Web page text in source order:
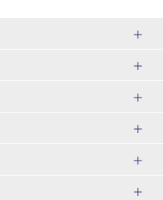
ユニバーサル・スタジオ・ジャパ